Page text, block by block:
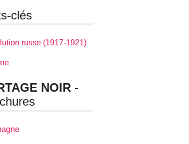
clés
russe (1917-1921)
NOIR -